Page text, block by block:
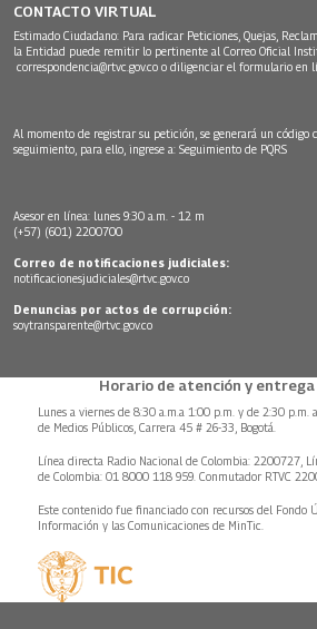
CONTACTO VIRTUAL
Estimado Ciudadano: Para radicar Peticiones, Quejas,
la Entidad puede remitir lo pertinente al Correo Oficial
correspondencia@rtvc.gov.co o diligenciar el formulario en
Al momento de registrar su petición, se generará un código
seguimiento, para ello, ingrese a: Seguimiento de PQRS
Asesor en línea: lunes 9:30 a.m. - 12 m
(+57) (601) 2200700
Correo de notificaciones judiciales:
notificacionesjudiciales@rtvc.gov.co
Denuncias por actos de corrupción:
soytransparente@rtvc.gov.co
Horario de atención y entrega
Lunes a viernes de 8:30 a.m.a 1:00 p.m. y de 2:30 p.m.
de Medios Públicos, Carrera 45 # 26-33, Bogotá.
Línea directa Radio Nacional de Colombia: 2200727,
de Colombia: 01 8000 118 959. Conmutador RTVC
Este contenido fue financiado con recursos del Fondo
Información y las Comunicaciones de MinTic.